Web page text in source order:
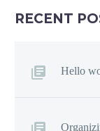
RECENT
Hello